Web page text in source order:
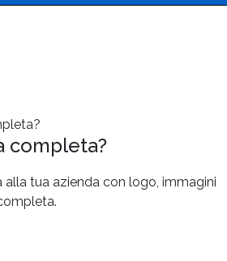
completa?
alla tua azienda con logo, immagini